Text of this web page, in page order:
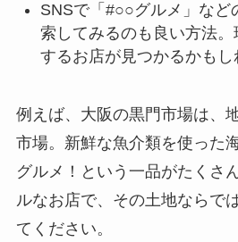
SNSで「#○○グルメ」など
索してみるのも良い方法
するお店が見つかるかもし
例えば、大阪の黒門市場は、
市場。新鮮な魚介類を使った
グルメ！という一品がたくさ
ルなお店で、その土地ならで
てください。